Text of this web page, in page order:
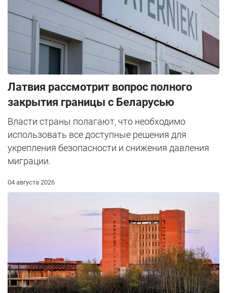
Латвия рассмотрит вопрос полного
закрытия границы с Беларусью
Власти страны полагают, что необходимо
использовать все доступные решения для
укрепления безопасности и снижения давления
миграции.
04 августа 2026